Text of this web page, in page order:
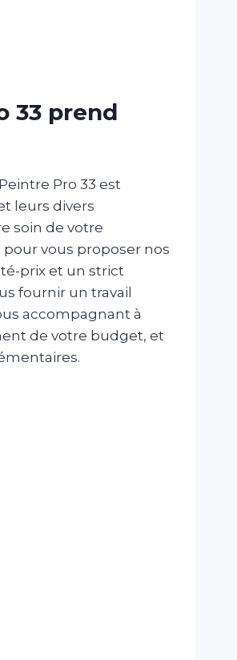
33 prend
Pro 33 est
leurs divers
soin de votre
vous proposer nos
prix et un strict
fournir un travail
accompagnant à
de votre budget, et